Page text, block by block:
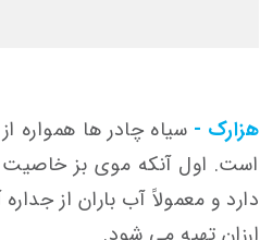
هزارک - سیاه چادر ها همواره
است. اول آنکه موی بز خاصیت
دارد و معمولاً آب باران از